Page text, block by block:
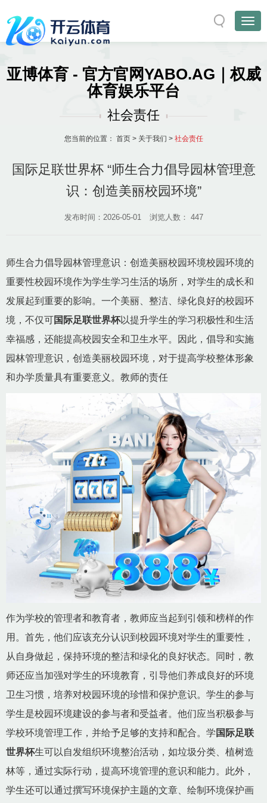
亚博体育 - 官方官网YABO.AG｜权威
体育娱乐平台
社会责任
您当前的位置： 首页> 关于我们 > 社会责任
国际足联世界杯 “师生合力倡导园林管理意
识：创造美丽校园环境”
发布时间：2026-05-01 浏览人数： 447
师生合力倡导园林管理意识：创造美丽校园环境校园环境的
重要性校园环境作为学生学习生活的场所，对学生的成长和
发展起到重要的影响。一个美丽、整洁、绿化良好的校园环
境，不仅可国际足联世界杯以提升学生的学习积极性和生活
幸福感，还能提高校园安全和卫生水平。因此，倡导和实施
园林管理意识，创造美丽校园环境，对于提高学校整体形象
和办学质量具有重要意义。教师的责任
作为学校的管理者和教育者，教师应当起到引领和榜样的作
用。首先，他们应该充分认识到校园环境对学生的重要性，
从自身做起，保持环境的整洁和绿化的良好状态。同时，教
师还应当加强对学生的环境教育，引导他们养成良好的环境
卫生习惯，培养对校园环境的珍惜和保护意识。学生的参与
学生是校园环境建设的参与者和受益者。他们应当积极参与
学校环境管理工作，并给予足够的支持和配合。学 国际足联
世界杯生可以自发组织环境整治活动，如垃圾分类、植树造
林等，通过实际行动，提高环境管理的意识和能力。此外，
学生还可以通过撰写环境保护主题的文章、绘制环境保护画